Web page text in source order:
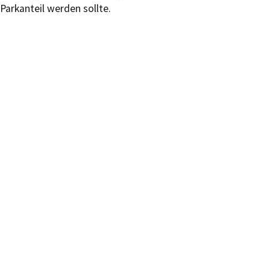
Parkanteil werden sollte.